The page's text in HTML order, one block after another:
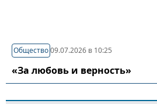
Общество09.07.2026 в 10:25
«За любовь и верность»